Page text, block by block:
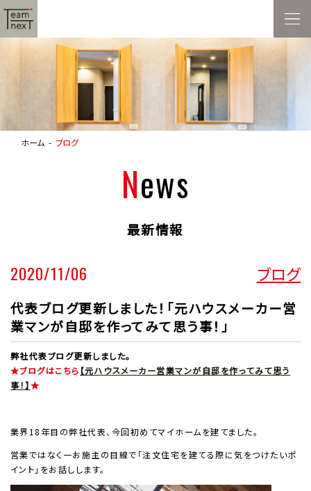
ホーム ブログ
News
最新情報
2020/11/06 ブログ
代表ブログ更新しました！「元ハウスメーカー営
業マンが自邸を作ってみて思う事！」
弊社代表ブログ更新しました。
★ブログはこちら 【元ハウスメーカー営業マンが自邸を作ってみて思う
事！】★
業界18年目の弊社代表、今回初めてマイホームを建てました。
営業ではなく一お施主の目線で「注文住宅を建てる際に気をつけたいポ
イント」をお話しします。